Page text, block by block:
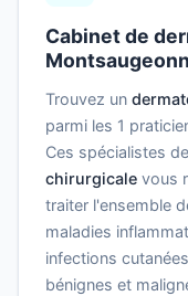
Cabinet de
Trouvez un
parmi les 1
Ces spécialistes
chirurgicale vous
traiter l'ensemble
maladies
infections
bénignes et